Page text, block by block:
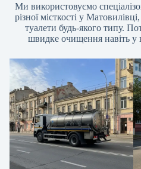
Ми використовуємо
різної місткості у
туалети будь-якого типу.
швидке очищення навіть у